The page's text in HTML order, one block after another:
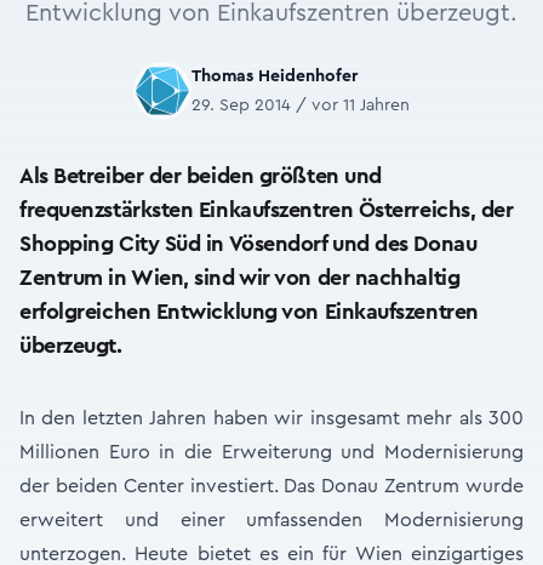
Entwicklung von Einkaufszentren überzeugt.
Thomas Heidenhofer
29. Sep 2014 / vor 11 Jahren
Als Betreiber der beiden größten und
frequenzstärksten Einkaufszentren Österreichs, der
Shopping City Süd in Vösendorf und des Donau
Zentrum in Wien, sind wir von der nachhaltig
erfolgreichen Entwicklung von Einkaufszentren
überzeugt.
In den letzten Jahren haben wir insgesamt mehr als 300
Millionen Euro in die Erweiterung und Modernisierung
der beiden Center investiert. Das Donau Zentrum wurde
erweitert und einer umfassenden Modernisierung
unterzogen. Heute bietet es ein für Wien einzigartiges